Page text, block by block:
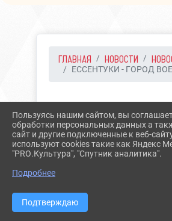
ГЛАВНАЯ НОВОСТИ
ЕССЕНТУКИ - ГОРОД
ЕССЕНТУКИ -
ВОЕННО -
Пользуясь нашим сайтом, вы
обработки персональных данных а
сайт и другие подключенные к веб-
используют cookies такие как Яндекс
"PRO.Культура", "Спутник аналитика".
Подробнее
Подтверждаю